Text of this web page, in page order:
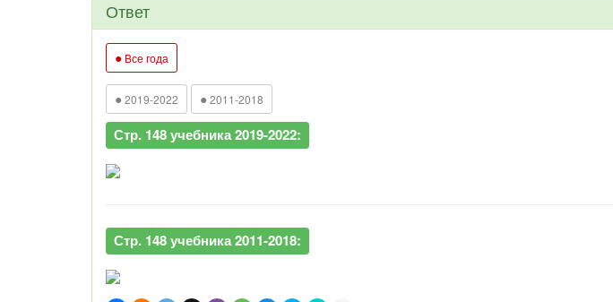
Ответ
● Все года
● 2019-2022 ● 2011-2018
Стр. 148 учебника 2019-2022:
Стр. 148 учебника 2011-2018: